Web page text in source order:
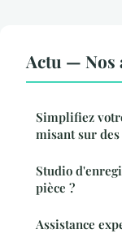
Actu — Nos
Simplifiez
misant sur
Studio
pièce ?
Assistance